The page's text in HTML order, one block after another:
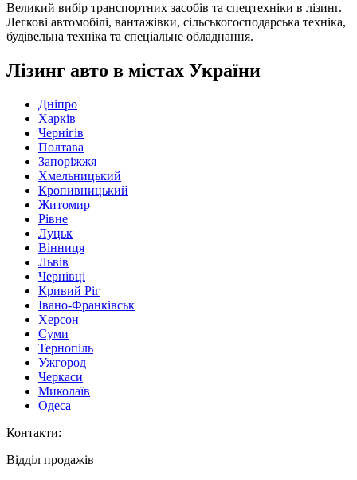
Великий вибір транспортних засобів та спецтехніки в лізинг.
Легкові автомобілі, вантажівки, сільськогосподарська техніка,
будівельна техніка та спеціальне обладнання.
Лізинг авто в містах України
Дніпро
Харків
Чернігів
Полтава
Запоріжжя
Хмельницький
Кропивницький
Житомир
Рівне
Луцьк
Вінниця
Львів
Чернівці
Кривий Ріг
Івано-Франківськ
Херсон
Суми
Тернопіль
Ужгород
Черкаси
Миколаїв
Одеса
Контакти:
Відділ продажів